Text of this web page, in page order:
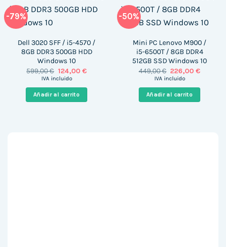
-79%
Dell 3020 SFF / i5-4570 /
8GB DDR3 500GB HDD
Windows 10
599,00€ El
precio
era:
599,00 €.
124,00 €El
es:
124,00 €.
IVA incluido
Añadir al carrito
-50%
Mini PC Lenovo M900 /
i5-6500T / 8GB DDR4
512GB SSD Windows 10
449,00€ El
precio
era:
449,00 €.
226,00€El
es:
226,00
IVA incluido
Añadir al carrito